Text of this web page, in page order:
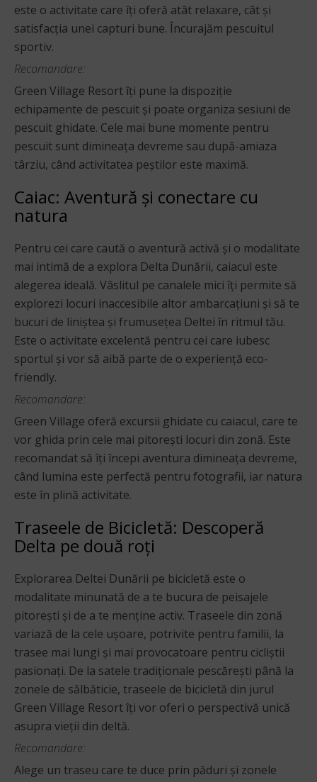
este o activitate care îți oferă atât relaxare, cât și
satisfacția unei capturi bune. Încurajăm pescuitul
sportiv.
Recomandare:
Green Village Resort îți pune la dispoziție
echipamente de pescuit și poate organiza sesiuni de
pescuit ghidate. Cele mai bune momente pentru
pescuit sunt dimineața devreme sau după-amiaza
târziu, când activitatea peștilor este maximă.
Caiac: Aventură și conectare cu
natura
Pentru cei care caută o aventură activă și o modalitate
mai intimă de a explora Delta Dunării, caiacul este
alegerea ideală. Vâslitul pe canalele mici îți permite să
explorezi locuri inaccesibile altor ambarcațiuni și să te
bucuri de liniștea și frumusețea Deltei în ritmul tău.
Este o activitate excelentă pentru cei care iubesc
sportul și vor să aibă parte de o experiență eco-
friendly.
Recomandare:
Green Village oferă excursii ghidate cu caiacul, care te
vor ghida prin cele mai pitorești locuri din zonă. Este
recomandat să îți începi aventura dimineața devreme,
când lumina este perfectă pentru fotografii, iar natura
este în plină activitate.
Traseele de Bicicletă: Descoperă
Delta pe două roți
Explorarea Deltei Dunării pe bicicletă este o
modalitate minunată de a te bucura de peisajele
pitorești și de a te menține activ. Traseele din zonă
variază de la cele ușoare, potrivite pentru familii, la
trasee mai lungi și mai provocatoare pentru cicliștii
pasionați. De la satele tradiționale pescărești până la
zonele de sălbăticie, traseele de bicicletă din jurul
Green Village Resort îți vor oferi o perspectivă unică
asupra vieții din deltă.
Recomandare:
Alege un traseu care te duce prin păduri și zonele